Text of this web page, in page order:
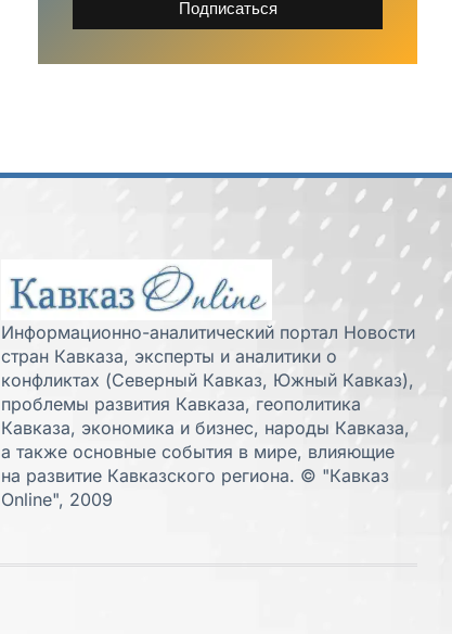
Подписаться
Информационно-аналитический портал Новости
стран Кавказа, эксперты и аналитики о
конфликтах (Северный Кавказ, Южный Кавказ),
проблемы развития Кавказа, геополитика
Кавказа, экономика и бизнес, народы Кавказа,
а также основные события в мире, влияющие
на развитие Кавказского региона. © "Кавказ
Online", 2009